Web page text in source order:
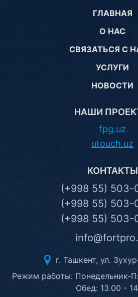
ГЛАВНАЯ
О НАС
СВЯЗАТЬСЯ С
УСЛУГИ
НОВОСТИ
НАШИ
fpg.uz
utouch.uz
КОНТАКТЫ
(+998 55) 503-
(+998 55) 503-
(+998 55) 503-
г. Ташкент, ул.
Режим работы: Понедельник-
Обед: 13.00 -